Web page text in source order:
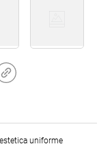
uniforme